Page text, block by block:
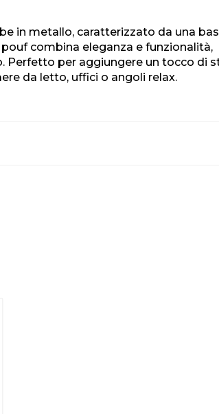
in metallo, caratterizzato da una
combina eleganza e funzionalità,
Perfetto per aggiungere un tocco di
da letto, uffici o angoli relax.